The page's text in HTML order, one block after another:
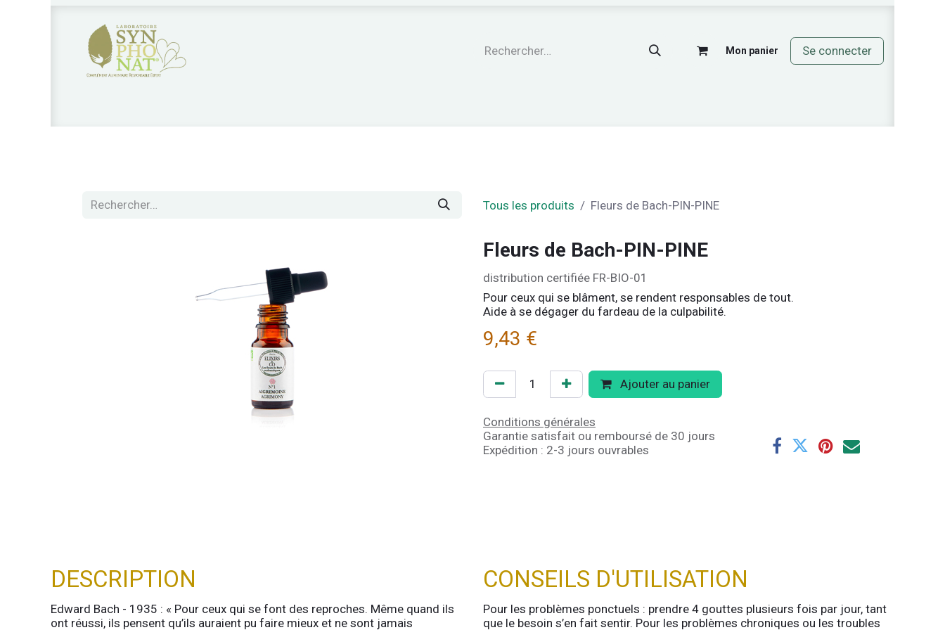
Mon panier Se connecter
Tous les produits Fleurs de Bach-PIN-PINE
Fleurs de Bach-PIN-PINE
distribution certifiée FR-BIO-01
Pour ceux qui se blâment, se rendent responsables de tout.
Aide à se dégager du fardeau de la culpabilité.
9,43 €
Ajouter au panier
Conditions générales
Garantie satisfait ou remboursé de 30 jours
Expédition : 2-3 jours ouvrables
DESCRIPTION
Edward Bach - 1935 : « Pour ceux qui se font des reproches. Même quand ils
ont réussi, ils pensent qu’ils auraient pu faire mieux et ne sont jamais
CONSEILS D'UTILISATION
Pour les problèmes ponctuels : prendre 4 gouttes plusieurs fois par jour, tant
que le besoin s’en fait sentir. Pour les problèmes chroniques ou les troubles